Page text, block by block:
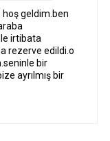
geldim.ben
irtibata
rezerve edildi.o
bir
ayrılmış bir